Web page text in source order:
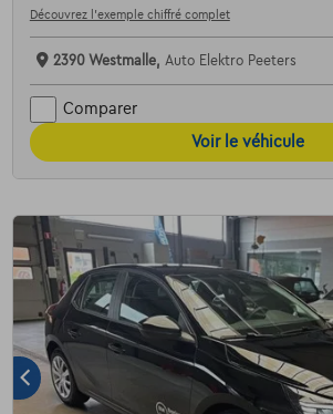
Découvrez l’exemple chiffré complet
2390 Westmalle, Auto Elektro Peeters
Comparer
Voir le véhicule